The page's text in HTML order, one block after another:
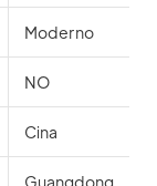
Moderno
NO
Cina